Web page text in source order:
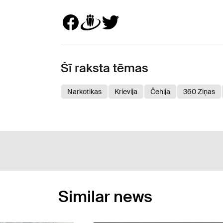
Šī raksta tēmas
Narkotikas Krievija Čehija 360 Ziņas
Similar news